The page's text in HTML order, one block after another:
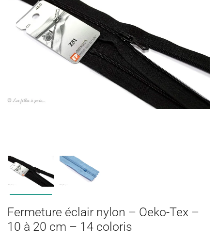
Fermeture éclair nylon – Oeko-Tex –
10 à 20 cm – 14 coloris